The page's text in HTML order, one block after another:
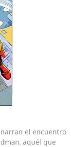
el encuentro
aquél que